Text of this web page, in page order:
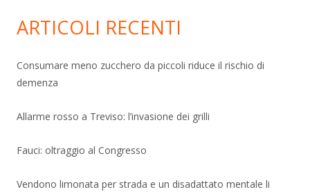
ARTICOLI RECENTI
Consumare meno zucchero da piccoli riduce il rischio di
demenza
Allarme rosso a Treviso: l’invasione dei grilli
Fauci: oltraggio al Congresso
Vendono limonata per strada e un disadattato mentale li